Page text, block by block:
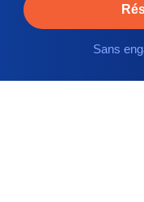
Sans